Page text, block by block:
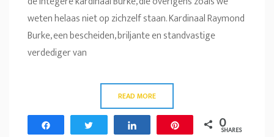
weten helaas niet op zichzelf staan. Kardinaal Raymond
Burke, een bescheiden, briljante en standvastige
verdediger van
READ MORE
0
SHARES